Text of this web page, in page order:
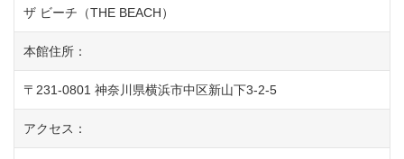
ザ ビーチ（THE BEACH）
本館住所：
〒231-0801 神奈川県横浜市中区新山下3-2-5
アクセス：